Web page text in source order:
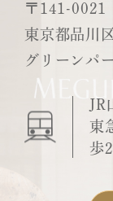
〒141-0021
東京都品川
グリーンパ
JR
東
歩